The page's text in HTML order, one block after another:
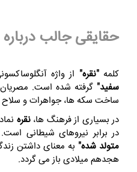
حقایقی جالب درباره
کلمه "نقره" از واژه
سفید" گرفته شده است.
ساخت سکه‌ ها، جواهرات و سلاح‌
در بسیاری از فرهنگ‌ ها،نقره
در برابر نیروهای شیطانی
متولد شده" به معنای داشتن
هجدهم میلادی با‌ز می‌‌ گردد.